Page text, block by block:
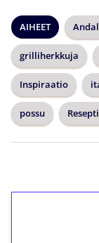
AIHEET
grilliherkkuja
Inspiraatio
possu